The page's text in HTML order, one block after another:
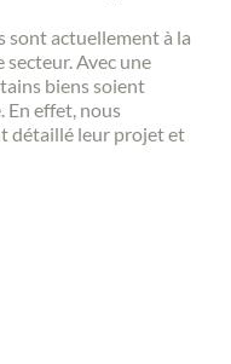
sont actuellement à la
Avec une
biens soient
En effet, nous
détaillé leur projet et